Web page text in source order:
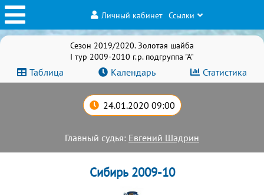
Личный кабинет Ссылки
Сезон 2019/2020. Золотая шайба
I тур 2009-2010 г.р. подгруппа "А"
Таблица Календарь Статистика
24.01.2020 09:00
Главный судья: Евгений Шадрин
Сибирь 2009-10